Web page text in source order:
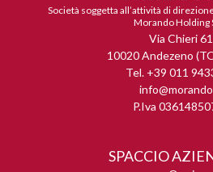
Società soggetta all’attività di
Morando Holding
Via Chieri 61
10020 Andezeno
Tel. +39 011
P.Iva
SPACCIO